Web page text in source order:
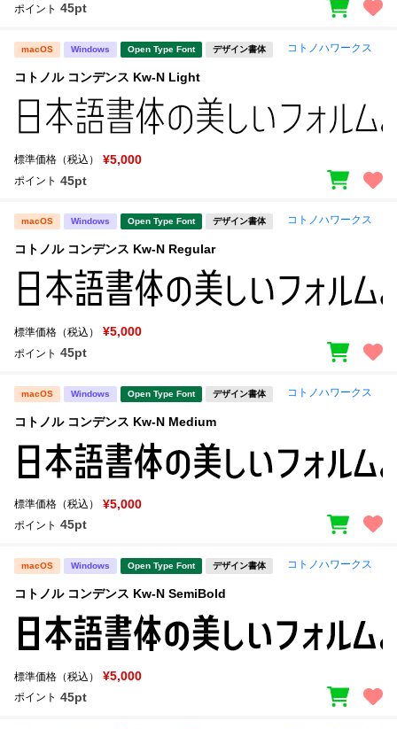
ポイント 45pt
macOS Windows Open Type Font デザイン書体 コトノハワークス
コトノル コンデンス Kw-N Light
標準価格（税込） ¥5,000
ポイント 45pt
macOS Windows Open Type Font デザイン書体 コトノハワークス
コトノル コンデンス Kw-N Regular
標準価格（税込） ¥5,000
ポイント 45pt
macOS Windows Open Type Font デザイン書体 コトノハワークス
コトノル コンデンス Kw-N Medium
標準価格（税込） ¥5,000
ポイント 45pt
macOS Windows Open Type Font デザイン書体 コトノハワークス
コトノル コンデンス Kw-N SemiBold
標準価格（税込） ¥5,000
ポイント 45pt